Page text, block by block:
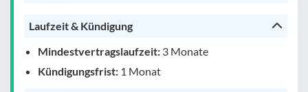
Laufzeit & Kündigung
Mindestvertragslaufzeit: 3 Monate
Kündigungsfrist: 1 Monat